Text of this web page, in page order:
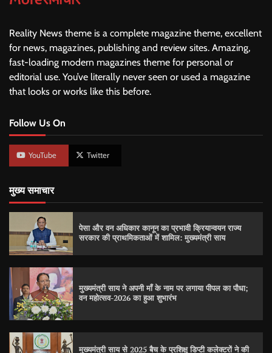
Reality News theme is a complete magazine theme, excellent
for news, magazines, publishing and review sites. Amazing,
fast-loading modern magazines theme for personal or
editorial use. You’ve literally never seen or used a magazine
that looks or works like this before.
Follow Us On
YouTube Twitter
मुख्य समाचार
पेसा और वन अधिकार कानून का प्रभावी क्रियान्वयन राज्य
सरकार की प्राथमिकताओं में शामिल: मुख्यमंत्री साय
मुख्यमंत्री साय ने अपनी माँ के नाम पर लगाया पीपल का पौधा;
वन महोत्सव-2026 का हुआ शुभारंभ
मुख्यमंत्री साय से 2025 बैच के प्रशिक्षु डिप्टी कलेक्टरों ने की